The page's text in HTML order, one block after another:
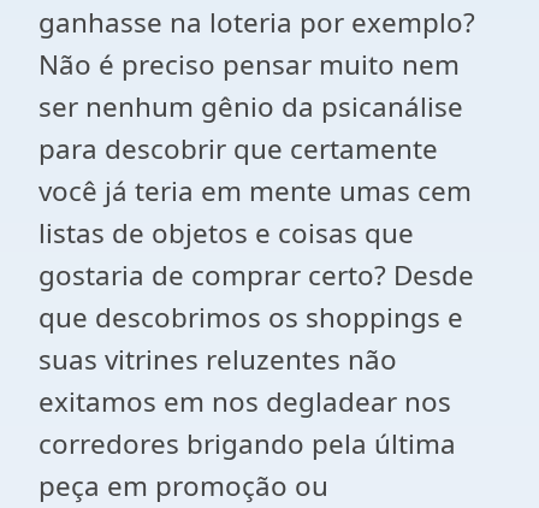
ganhasse na loteria por exemplo?
Não é preciso pensar muito nem
ser nenhum gênio da psicanálise
para descobrir que certamente
você já teria em mente umas cem
listas de objetos e coisas que
gostaria de comprar certo? Desde
que descobrimos os shoppings e
suas vitrines reluzentes não
exitamos em nos degladear nos
corredores brigando pela última
peça em promoção ou